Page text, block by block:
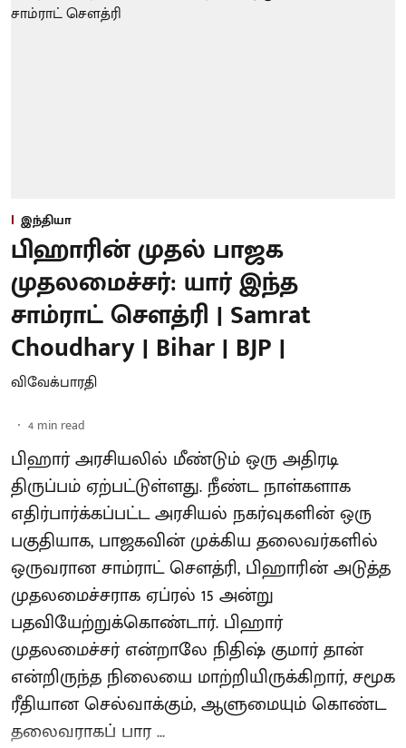
இந்தியா
பிஹாரின் முதல் பாஜக
முதலமைச்சர்: யார் இந்த
சாம்ராட் சௌத்ரி | Samrat
Choudhary | Bihar | BJP |
விவேக்பாரதி
4 min read
பிஹார் அரசியலில் மீண்டும் ஒரு அதிரடி
திருப்பம் ஏற்பட்டுள்ளது. நீண்ட நாள்களாக
எதிர்பார்க்கப்பட்ட அரசியல் நகர்வுகளின் ஒரு
பகுதியாக, பாஜகவின் முக்கிய தலைவர்களில்
ஒருவரான சாம்ராட் சௌத்ரி, பிஹாரின் அடுத்த
முதலமைச்சராக ஏப்ரல் 15 அன்று
பதவியேற்றுக்கொண்டார். பிஹார்
முதலமைச்சர் என்றாலே நிதிஷ் குமார் தான்
என்றிருந்த நிலையை மாற்றியிருக்கிறார், சமூக
ரீதியான செல்வாக்கும், ஆளுமையும் கொண்ட
தலைவராகப் பார ...